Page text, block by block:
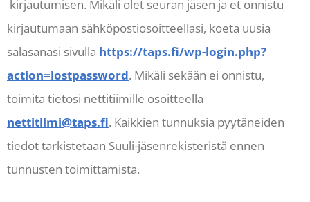
kirjautumisen. Mikäli olet seuran jäsen ja et onnistu
kirjautumaan sähköpostiosoitteellasi, koeta uusia
salasanasi sivulla https://taps.fi/wp-login.php?
action=lostpassword. Mikäli sekään ei onnistu,
toimita tietosi nettitiimille osoitteella
nettitiimi@taps.fi. Kaikkien tunnuksia pyytäneiden
tiedot tarkistetaan Suuli-jäsenrekisteristä ennen
tunnusten toimittamista.